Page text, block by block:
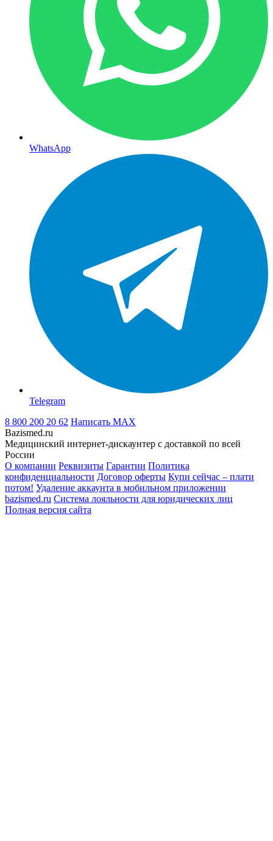
WhatsApp
Telegram
8 800 200 20 62 Написать MAX
Bazismed.ru
Медицинский интернет-дискаунтер с доставкой по всей
России
О компании Реквизиты Гарантии Политика
конфиденциальности Договор оферты Купи сейчас – плати
потом! Удаление аккаунта в мобильном приложении
bazismed.ru Система лояльности для юридических лиц
Полная версия сайта